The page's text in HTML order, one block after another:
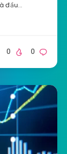
đầu…
0
0